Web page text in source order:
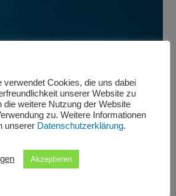
verwendet Cookies, die uns dabei
unserer Website zu
die weitere Nutzung der Website
zu. Weitere Informationen
unserer Datenschutzerklärung.
Akzeptieren